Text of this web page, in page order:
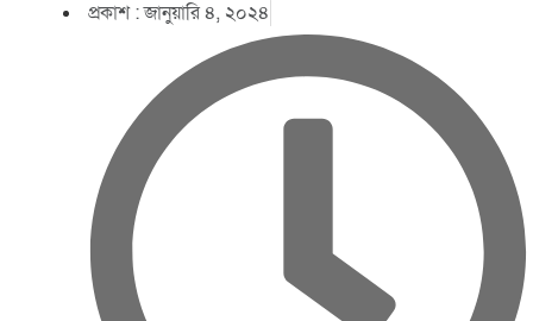
প্রকাশ :জানুয়ারি ৪, ২০২৪